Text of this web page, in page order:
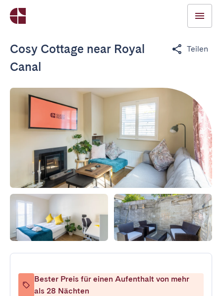
Cosy Cottage near Royal
Canal
Teilen
Bester Preis für einen Aufenthalt von mehr
als 28 Nächten